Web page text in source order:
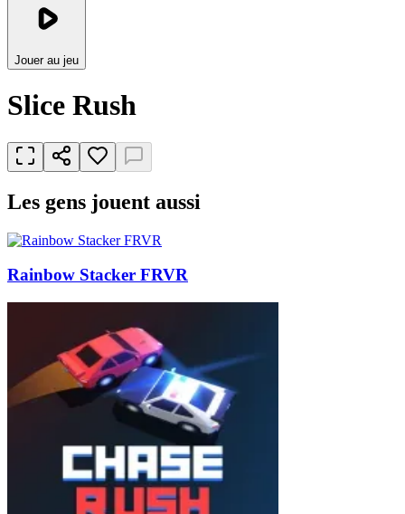
Jouer au jeu
Slice Rush
Les gens jouent aussi
Rainbow Stacker FRVR